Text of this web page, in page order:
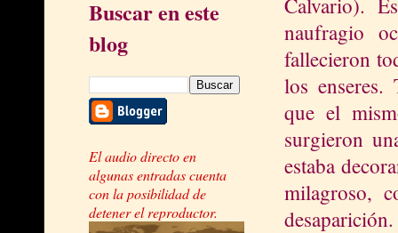
Buscar en este
blog
El audio directo en
algunas entradas cuenta
con la posibilidad de
detener el reproductor.
naufragio
fallecieron
los enseres.
que el
surgieron
estaba
milagroso,
desaparición.